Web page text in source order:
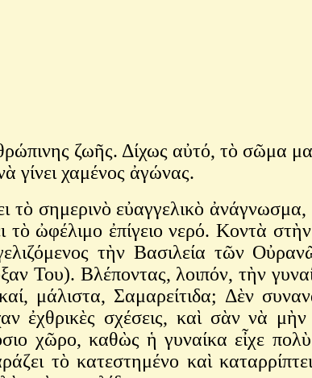
ζωῆς. Δίχως αὐτό, τὸ σῶμα
γίνει χαμένος ἀγώνας.
τὸ σημερινὸ εὐαγγελικὸ
ὠφέλιμο ἐπίγειο νερό. Κοντὰ
τὴν Βασιλεία τῶν
Του). Βλέποντας, λοιπόν, τὴν
μάλιστα, Σαμαρείτιδα; Δὲν
ἐχθρικὲς σχέσεις, καὶ σὰν νὰ
χῶρο, καθὼς ἡ γυναίκα εἶχε
τὸ κατεστημένο καὶ